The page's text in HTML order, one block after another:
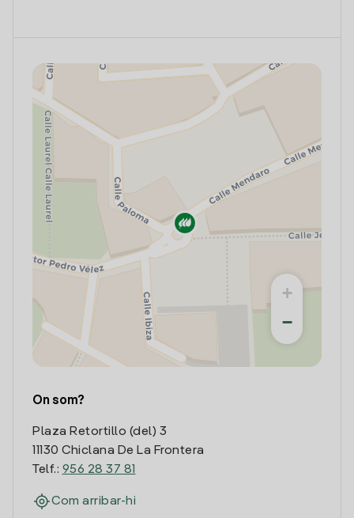
+
−
On som?
Plaza Retortillo (del) 3
11130 Chiclana De La Frontera
Telf.: 956 28 37 81
Com arribar-hi